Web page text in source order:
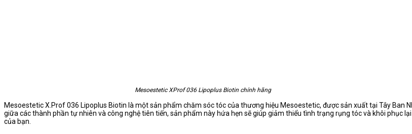
Mesoestetic XProf 036 Lipoplus Biotin chính hãng
Mesoestetic X.Prof 036 Lipoplus Biotin là một sản phẩm chăm sóc tóc của thương hiệu Mesoestetic, được sản xuất tại Tây Ban
giữa các thành phần tự nhiên và công nghệ tiên tiến, sản phẩm này hứa hẹn sẽ giúp giảm thiểu tình trạng rụng tóc và khôi phục
của bạn.